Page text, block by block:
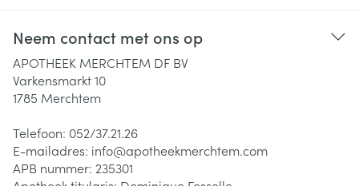
Neem contact met ons op
APOTHEEK MERCHTEM DF BV
Varkensmarkt 10
1785 Merchtem
Telefoon: 052/37.21.26
E-mailadres: info@apotheekmerchtem.com
APB nummer: 235301